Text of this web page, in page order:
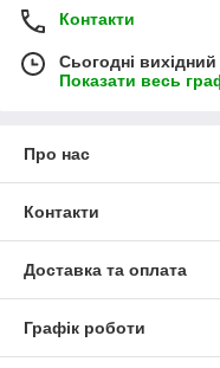
Контакти
Сьогодні вихідний
Показати весь
Про нас
Контакти
Доставка та оплата
Графік роботи